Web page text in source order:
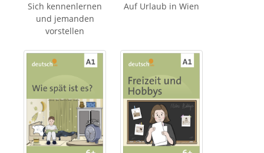
Sich kennenlernen
und jemanden
vorstellen
Auf Urlaub in Wien